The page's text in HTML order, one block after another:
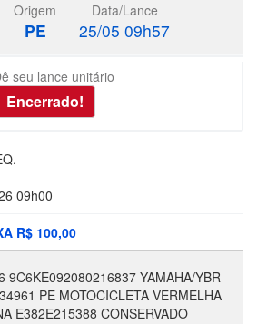
Origem
PE
Data/Lance
25/05 09h57
seu lance unitário
09h00
R$ 100,00
9C6KE092080216837 YAMAHA/YBR
PE MOTOCICLETA VERMELHA
E382E215388 CONSERVADO